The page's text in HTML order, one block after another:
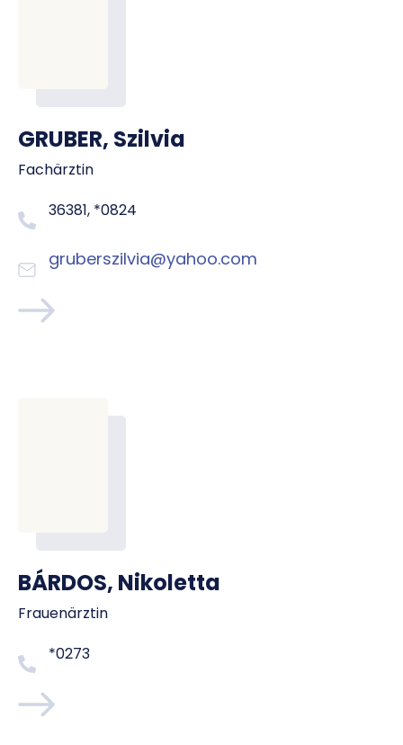
GRUBER, Szilvia
Fachärztin
36381, *0824
gruberszilvia@yahoo.com
BÁRDOS, Nikoletta
Frauenärztin
*0273